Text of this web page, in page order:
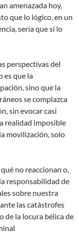
amenazada hoy,
que lo lógico, en un
sería que sí lo
perspectivas del
es que la
sino que la
se complazca
sin evocar casi
realidad imposible
movilización, solo
no reaccionan o,
responsabilidad de
sobre nuestra
las catástrofes
de la locura bélica de